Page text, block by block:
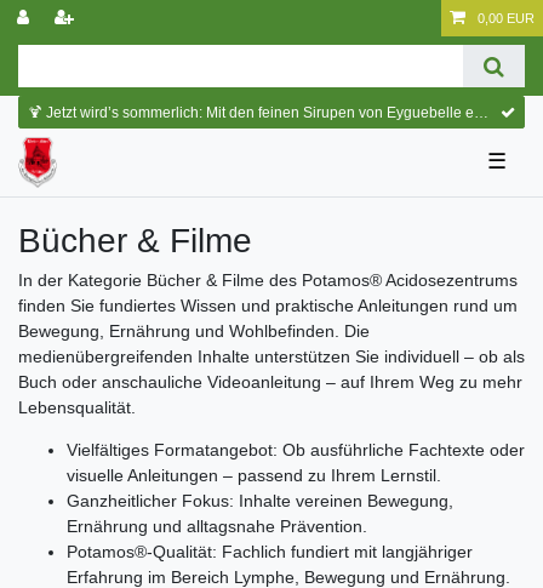
0,00 EUR
🍹 Jetzt wird’s sommerlich: Mit den feinen Sirupen von Eyguebelle entstehen erfrischende Cocktails und köstliche Sommerdrinks.
☰
Bücher & Filme
In der Kategorie Bücher & Filme des Potamos® Acidosezentrums
finden Sie fundiertes Wissen und praktische Anleitungen rund um
Bewegung, Ernährung und Wohlbefinden. Die
medienübergreifenden Inhalte unterstützen Sie individuell – ob als
Buch oder anschauliche Videoanleitung – auf Ihrem Weg zu mehr
Lebensqualität.
Vielfältiges Formatangebot: Ob ausführliche Fachtexte oder
visuelle Anleitungen – passend zu Ihrem Lernstil.
Ganzheitlicher Fokus: Inhalte vereinen Bewegung,
Ernährung und alltagsnahe Prävention.
Potamos®-Qualität: Fachlich fundiert mit langjähriger
Erfahrung im Bereich Lymphe, Bewegung und Ernährung.